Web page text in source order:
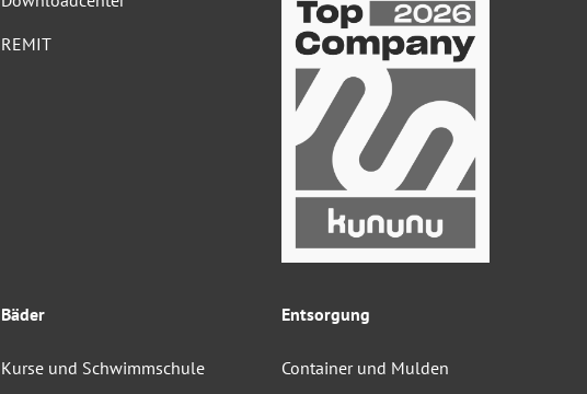
Bäder
Kurse und Schwimmschule
Entsorgung
Container und Mulden
REMIT